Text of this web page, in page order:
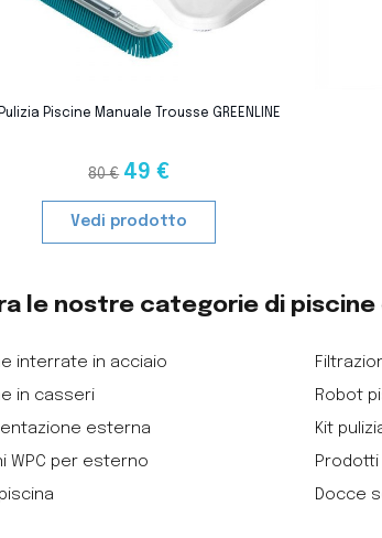
Piscine Manuale Trousse GREENLINE
80 € 49 €
Vedi prodotto
le nostre categorie di
interrate in acciaio
in casseri
esterna
WPC per esterno
Robot
Kit
Prodotti
Docce